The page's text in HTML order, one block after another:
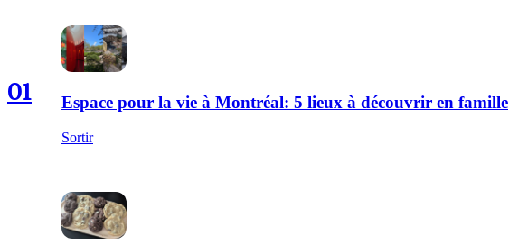
01 Espace pour la vie à Montréal: 5 lieux à découvrir en famille
Sortir